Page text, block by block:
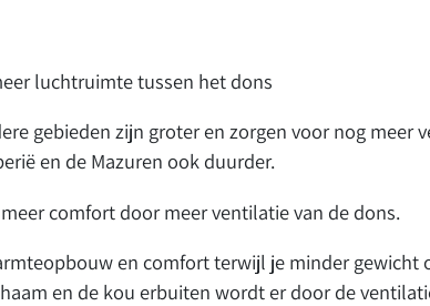
luchtruimte tussen het dons
gebieden zijn groter en zorgen voor nog meer
en de Mazuren ook duurder.
comfort door meer ventilatie van de dons.
en comfort terwijl je minder gewicht
en de kou erbuiten wordt er door de